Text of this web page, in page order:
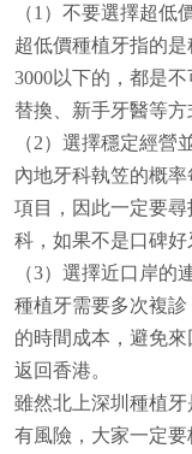
（1）不要選擇超低
超低價種植牙指的
3000以下的，都是
替換、新手牙醫等方
（2）選擇穩定經營
內地牙科執笠的概
項目，因此一定要
科，如果不是口碑好
（3）選擇近口岸的
種植牙需要多次複
的時間成本，避免
返回香港。
雖然北上深圳種植
有風險，大家一定要